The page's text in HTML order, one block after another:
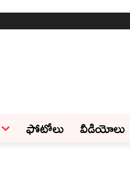
ఫోటోలు వీడియోలు